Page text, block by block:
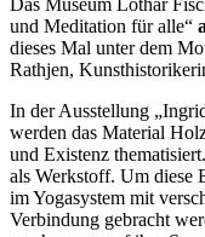
Das Museum Lothar
und Meditation für alle“
dieses Mal unter dem
Rathjen,
In der Ausstellung
werden das Material
und Existenz
als Werkstoff. Um diese
im Yogasystem mit
Verbindung gebracht